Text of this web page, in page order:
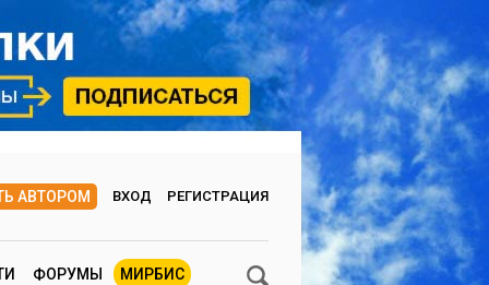
АВТОРОМ ВХОД РЕГИСТРАЦИЯ
ФОРУМЫ МИРБИС